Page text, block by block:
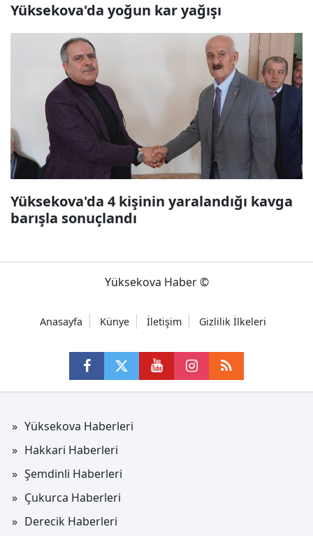
Yüksekova'da yoğun kar yağışı
Yüksekova'da 4 kişinin yaralandığı kavga
barışla sonuçlandı
Yüksekova Haber ©
Anasayfa Künye İletişim Gizlilik İlkeleri
Yüksekova Haberleri
Hakkari Haberleri
Şemdinli Haberleri
Çukurca Haberleri
Derecik Haberleri